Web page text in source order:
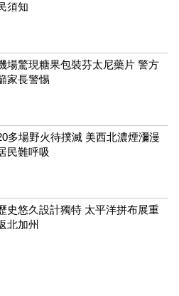
須知
場驚現糖果包裝芬太尼藥片 警方
家長警惕
多場野火待撲滅 美西北濃煙瀰漫
民難呼吸
史悠久設計獨特 太平洋拼布展重
北加州